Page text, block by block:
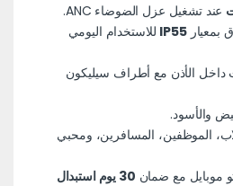
عند تشغيل عزل الضوضاء ANC.
بمعيارIP55 للاستخدام اليومي
داخل الأذن مع أطراف سيليكون
والأسود.
الموظفين، المسافرين، ومحبي
موبايل مع ضمان
30 يوم استبدال